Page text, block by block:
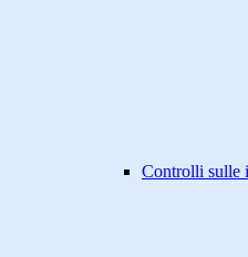
Controlli sulle